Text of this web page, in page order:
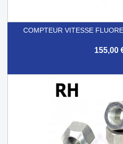
COMPTEUR VITESSE
155,00